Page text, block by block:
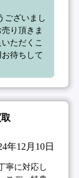
ございまし
り頂きま
ただくこ
待ちして
年12月10日
寧に対応し